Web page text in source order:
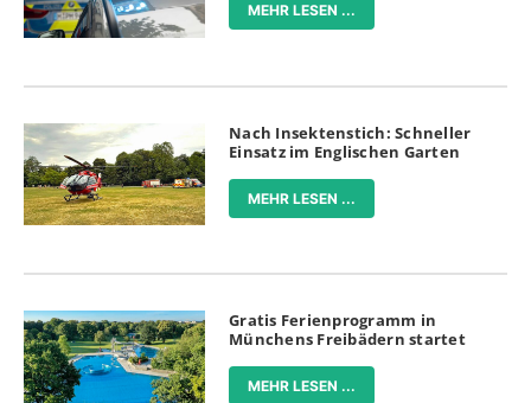
MEHR LESEN ...
Nach Insektenstich: Schneller
Einsatz im Englischen Garten
MEHR LESEN ...
Gratis Ferienprogramm in
Münchens Freibädern startet
MEHR LESEN ...